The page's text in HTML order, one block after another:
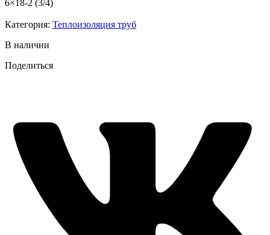
6×18-2 (3/4)
Категория: Теплоизоляция труб
В наличии
Поделиться